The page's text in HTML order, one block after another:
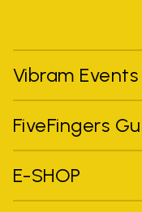
Vibram Events
FiveFingers
E-SHOP